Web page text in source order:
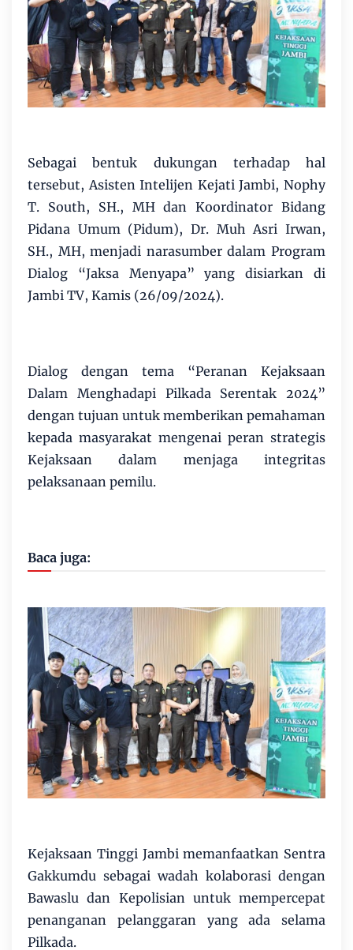
Sebagai bentuk dukungan terhadap hal
tersebut, Asisten Intelijen Kejati Jambi, Nophy
T. South, SH., MH dan Koordinator Bidang
Pidana Umum (Pidum), Dr. Muh Asri Irwan,
SH., MH, menjadi narasumber dalam Program
Dialog “Jaksa Menyapa” yang disiarkan di
Jambi TV, Kamis (26/09/2024).
Dialog dengan tema “Peranan Kejaksaan
Dalam Menghadapi Pilkada Serentak 2024”
dengan tujuan untuk memberikan pemahaman
kepada masyarakat mengenai peran strategis
Kejaksaan dalam menjaga integritas
pelaksanaan pemilu.
Baca juga:
Kejaksaan Tinggi Jambi memanfaatkan Sentra
Gakkumdu sebagai wadah kolaborasi dengan
Bawaslu dan Kepolisian untuk mempercepat
penanganan pelanggaran yang ada selama
Pilkada.